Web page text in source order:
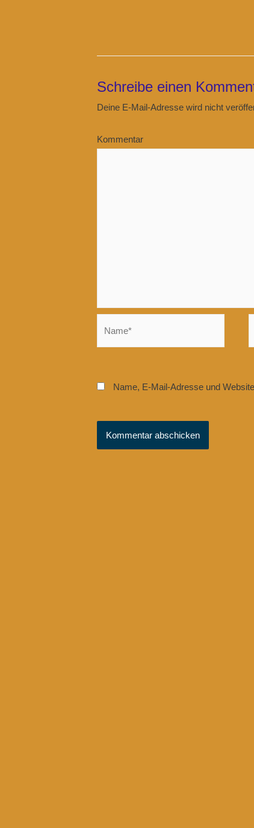
Schreibe einen
Deine E-Mail-Adresse wird nicht
Kommentar
Name, E-Mail-Adresse und